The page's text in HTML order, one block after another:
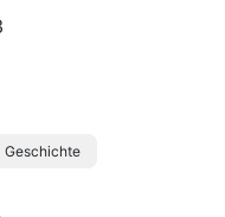
Geschichte